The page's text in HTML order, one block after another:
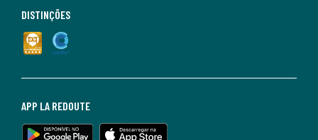
APP LA REDOUTE
DISTINÇÕES